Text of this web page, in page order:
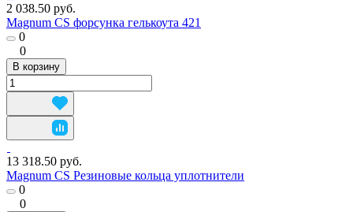
2 038.50 руб.
Magnum CS форсунка гелькоута 421
0
0
В корзину
13 318.50 руб.
Magnum CS Резиновые кольца уплотнители
0
0